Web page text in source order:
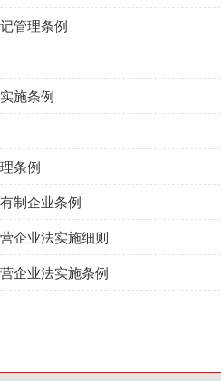
管理条例
施条例
条例
制企业条例
企业法实施细则
企业法实施条例